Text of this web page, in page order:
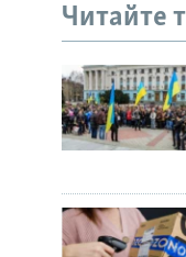
Читайте